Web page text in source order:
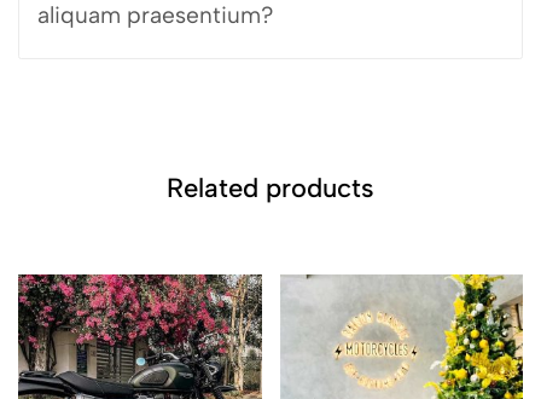
aliquam praesentium?
Related products